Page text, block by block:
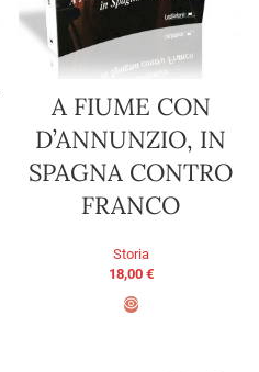
A FIUME CON
D’ANNUNZIO, IN
SPAGNA CONTRO
FRANCO
Storia
18,00 €